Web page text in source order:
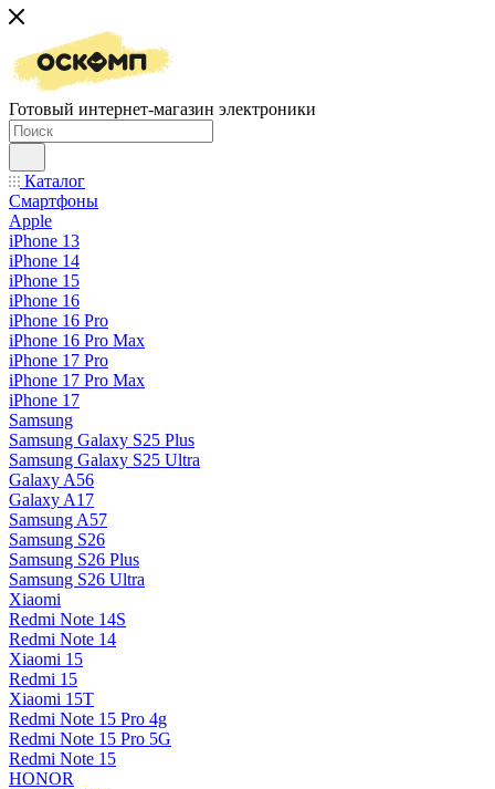
Готовый интернет-магазин электроники
Каталог
Смартфоны
Apple
iPhone 13
iPhone 14
iPhone 15
iPhone 16
iPhone 16 Pro
iPhone 16 Pro Max
iPhone 17 Pro
iPhone 17 Pro Max
iPhone 17
Samsung
Samsung Galaxy S25 Plus
Samsung Galaxy S25 Ultra
Galaxy A56
Galaxy A17
Samsung A57
Samsung S26
Samsung S26 Plus
Samsung S26 Ultra
Xiaomi
Redmi Note 14S
Redmi Note 14
Xiaomi 15
Redmi 15
Xiaomi 15T
Redmi Note 15 Pro 4g
Redmi Note 15 Pro 5G
Redmi Note 15
HONOR